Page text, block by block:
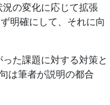
の変化に応じて拡張
明確にして、それに向
た課題に対する対策と
は筆者が説明の都合